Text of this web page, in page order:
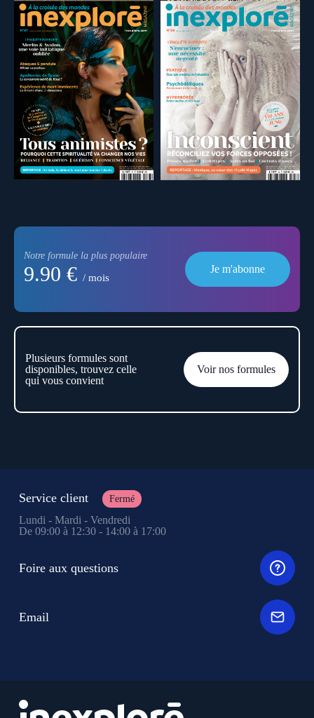
Notre formule la plus populaire
9.90 € / mois
Je m'abonne
Plusieurs formules sont
disponibles, trouvez celle
qui vous convient
Voir nos formules
Service client Fermé
Lundi - Mardi - Vendredi
De 09:00 à 12:30 - 14:00 à 17:00
Foire aux questions
Email